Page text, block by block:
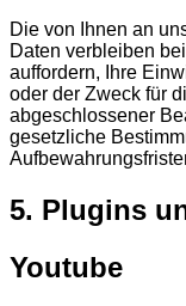
Die von Ihnen an
Daten verbleiben
auffordern, Ihre
oder der Zweck für
abgeschlossener
gesetzliche
5. Plugins
Youtube